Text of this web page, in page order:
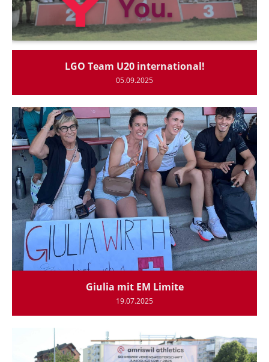
LGO Team U20 international!
05.09.2025
Giulia mit EM Limite
19.07.2025